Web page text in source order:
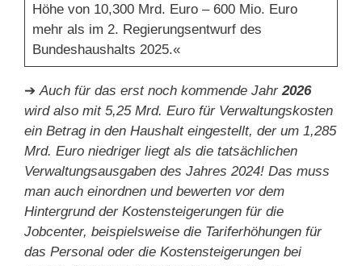
Höhe von 10,300 Mrd. Euro – 600 Mio. Euro
mehr als im 2. Regierungsentwurf des
Bundeshaushalts 2025.«
➔Auch für das erst noch kommende Jahr2026
wird also mit 5,25 Mrd. Euro für Verwaltungskosten
ein Betrag in den Haushalt eingestellt, der um 1,285
Mrd. Euro niedriger liegt als die tatsächlichen
Verwaltungsausgaben des Jahres 2024! Das muss
man auch einordnen und bewerten vor dem
Hintergrund der Kostensteigerungen für die
Jobcenter, beispielsweise die Tariferhöhungen für
das Personal oder die Kostensteigerungen bei